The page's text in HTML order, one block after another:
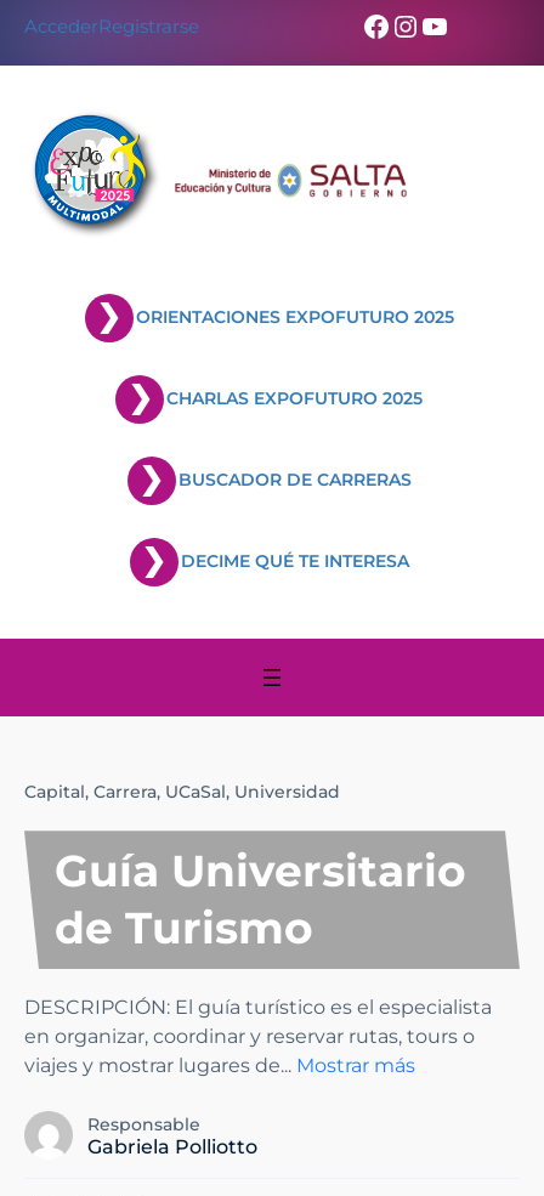
AccederRegistrarse Facebook
Instagram
YouTube
ORIENTACIONES EXPOFUTURO 2025
CHARLAS EXPOFUTURO 2025
BUSCADOR DE CARRERAS
DECIME QUÉ TE INTERESA
Capital, Carrera, UCaSal, Universidad
Guía Universitario
de Turismo
DESCRIPCIÓN: El guía turístico es el especialista
en organizar, coordinar y reservar rutas, tours o
viajes y mostrar lugares de... Mostrar más
Responsable
Gabriela Polliotto